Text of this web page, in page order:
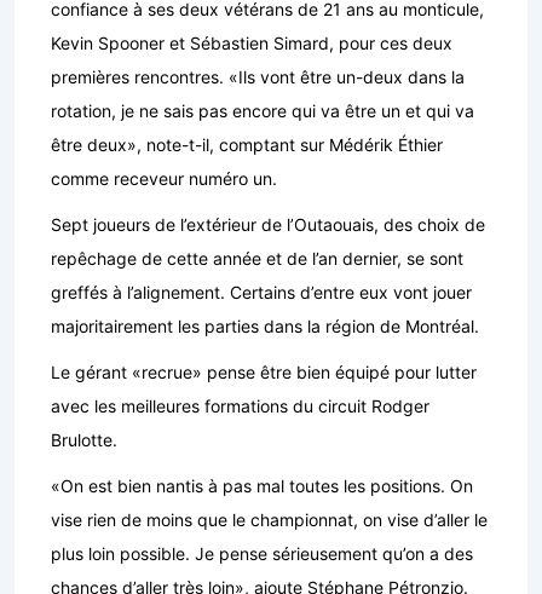
confiance à ses deux vétérans de 21 ans au monticule,
Kevin Spooner et Sébastien Simard, pour ces deux
premières rencontres. «Ils vont être un-deux dans la
rotation, je ne sais pas encore qui va être un et qui va
être deux», note-t-il, comptant sur Médérik Éthier
comme receveur numéro un.
Sept joueurs de l’extérieur de l’Outaouais, des choix de
repêchage de cette année et de l’an dernier, se sont
greffés à l’alignement. Certains d’entre eux vont jouer
majoritairement les parties dans la région de Montréal.
Le gérant «recrue» pense être bien équipé pour lutter
avec les meilleures formations du circuit Rodger
Brulotte.
«On est bien nantis à pas mal toutes les positions. On
vise rien de moins que le championnat, on vise d’aller le
plus loin possible. Je pense sérieusement qu’on a des
chances d’aller très loin», ajoute Stéphane Pétronzio.